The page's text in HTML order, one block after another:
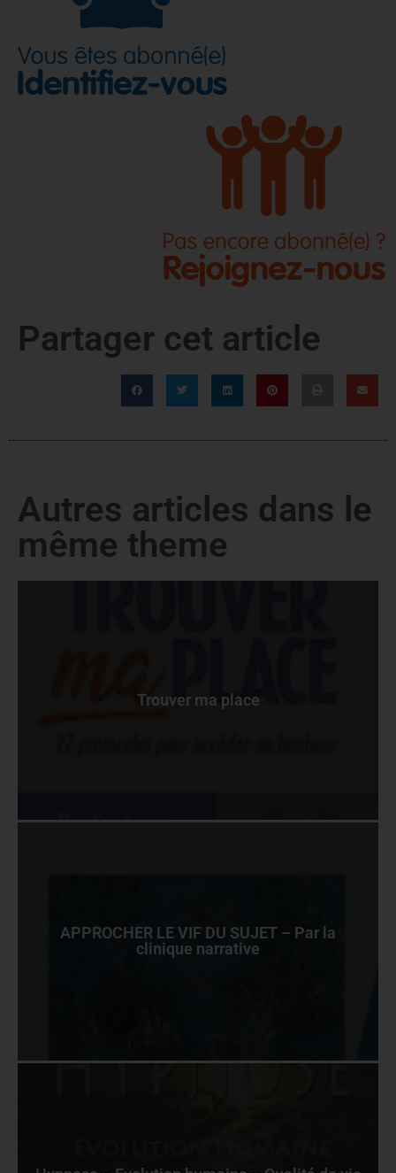
Partager cet article
Autres articles dans le
même theme
Trouver ma place
APPROCHER LE VIF DU SUJET – Par la
clinique narrative